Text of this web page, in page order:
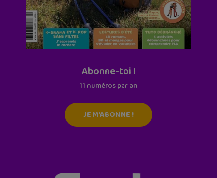
Abonne-toi !
11 numéros par an
JE M'ABONNE !